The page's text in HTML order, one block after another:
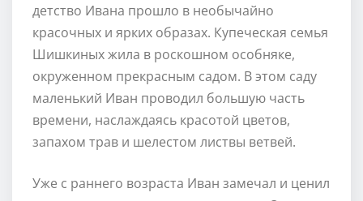
детство Ивана прошло в необычайно
красочных и ярких образах. Купеческая семья
Шишкиных жила в роскошном особняке,
окруженном прекрасным садом. В этом саду
маленький Иван проводил большую часть
времени, наслаждаясь красотой цветов,
запахом трав и шелестом листвы ветвей.
Уже с раннего возраста Иван замечал и ценил